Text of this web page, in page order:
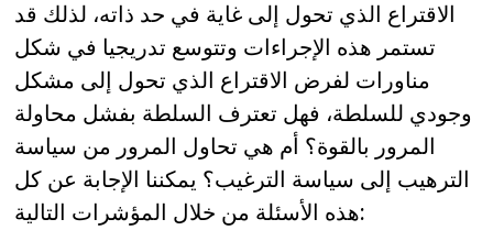
الاقتراع الذي تحول إلى غاية في حد ذاته، لذلك قد
تستمر هذه الإجراءات وتتوسع تدريجيا في شكل
مناورات لفرض الاقتراع الذي تحول إلى مشكل
وجودي للسلطة، فهل تعترف السلطة بفشل محاولة
المرور بالقوة؟ أم هي تحاول المرور من سياسة
الترهيب إلى سياسة الترغيب؟ يمكننا الإجابة عن كل
هذه الأسئلة من خلال المؤشرات التالية: